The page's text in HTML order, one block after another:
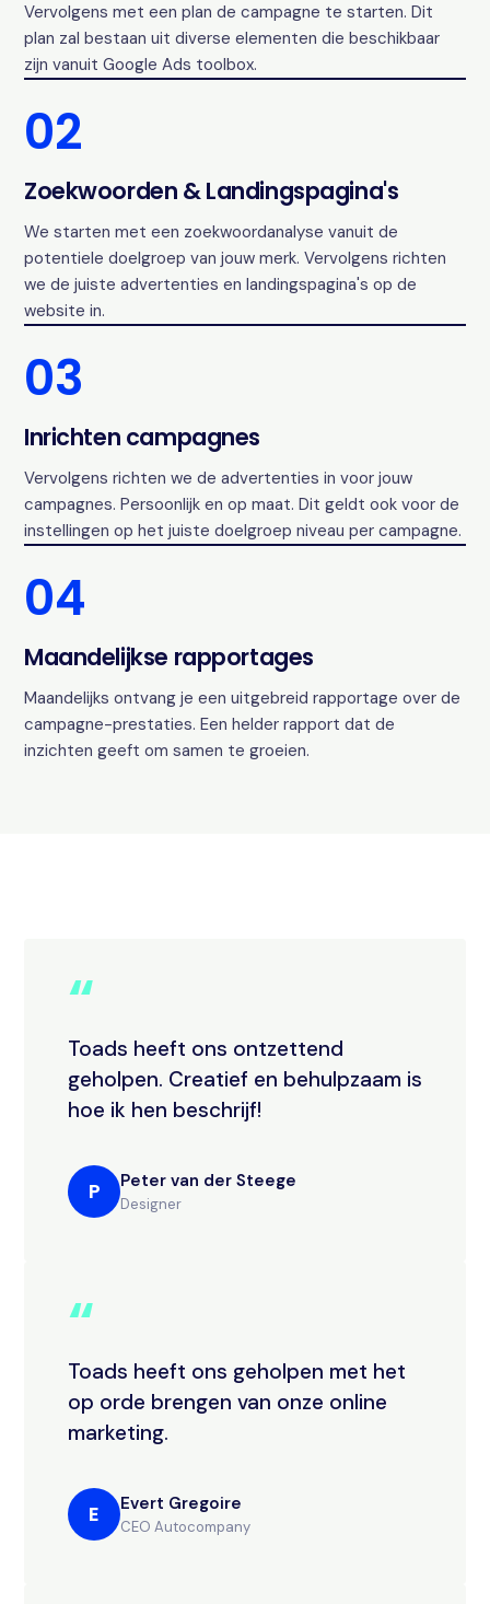
Vervolgens met een plan de campagne te starten. Dit
plan zal bestaan uit diverse elementen die beschikbaar
zijn vanuit Google Ads toolbox.
02
Zoekwoorden & Landingspagina's
We starten met een zoekwoordanalyse vanuit de
potentiele doelgroep van jouw merk. Vervolgens richten
we de juiste advertenties en landingspagina's op de
website in.
03
Inrichten campagnes
Vervolgens richten we de advertenties in voor jouw
campagnes. Persoonlijk en op maat. Dit geldt ook voor de
instellingen op het juiste doelgroep niveau per campagne.
04
Maandelijkse rapportages
Maandelijks ontvang je een uitgebreid rapportage over de
campagne-prestaties. Een helder rapport dat de
inzichten geeft om samen te groeien.
“
Toads heeft ons ontzettend
geholpen. Creatief en behulpzaam is
hoe ik hen beschrijf!
P Peter van der Steege
Designer
“
Toads heeft ons geholpen met het
op orde brengen van onze online
marketing.
E Evert Gregoire
CEO Autocompany